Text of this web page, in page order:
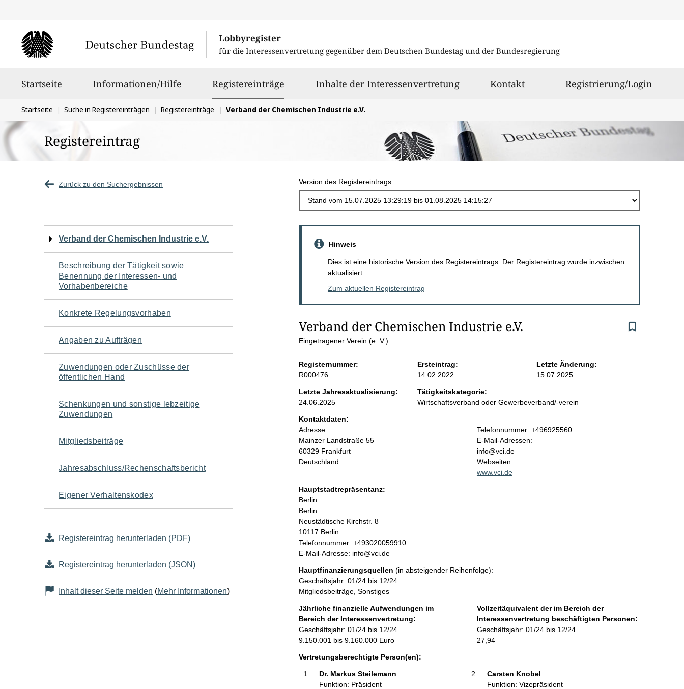
Lobbyregister
für die Interessenvertretung gegenüber dem Deutschen Bundestag und der Bundesregierung
Startseite Informationen/Hilfe Registereinträge ausgewähltInhalte der Interessenvertretung Kontakt Registrierung/Login
Sie
befinden
sich
hier:
Startseite Suche in Registereinträgen Registereinträge Verband der Chemischen Industrie e.V.
Registereintrag
Zurück zu den Suchergebnissen Version des Registereintrags
Navigation
für
den
Seiteninhalt
Verband der Chemischen Industrie e.V.
Beschreibung der Tätigkeit sowie
Benennung der Interessen- und
Vorhabenbereiche
Konkrete Regelungsvorhaben
Angaben zu Aufträgen
Zuwendungen oder Zuschüsse der
öffentlichen Hand
Schenkungen und sonstige lebzeitige
Zuwendungen
Mitgliedsbeiträge
Jahresabschluss/Rechenschaftsbericht
Eigener Verhaltenskodex
Registereintrag herunterladen (PDF)
Registereintrag herunterladen (JSON)
Inhalt dieser Seite melden (Mehr Informationen)
e
n
i
n
h
a
l
t
Hinweis
Dies ist eine historische Version des Registereintrags. Der Registereintrag wurde inzwischen
aktualisiert.
Zum aktuellen Registereintrag
Verband der Chemischen Industrie e.V.
Eingetragener Verein (e. V.)
Registernummer:
R000476
Ersteintrag:
14.02.2022
Letzte Änderung:
15.07.2025
Letzte Jahresaktualisierung:
24.06.2025
Tätigkeitskategorie:
Wirtschaftsverband oder Gewerbeverband/-verein
Kontaktdaten:
Adresse:
Mainzer Landstraße 55
60329 Frankfurt
Deutschland
K
o
n
t
a
a
n
e
n
:
Telefonnummer: +496925560
E-Mail-Adressen:
info@vci.de
Webseiten:
www.vci.de
Hauptstadtrepräsentanz:
A
d
r
e
s
s
Berlin
Berlin
Neustädtische Kirchstr. 8
10117 Berlin
K
o
t
a
k
t
i
n
f
r
m
Telefonnummer: +493020059910
E-Mail-Adresse: info@vci.de
Hauptfinanzierungsquellen (in absteigender Reihenfolge):
Geschäftsjahr: 01/24 bis 12/24
Mitgliedsbeiträge, Sonstiges
Jährliche finanzielle Aufwendungen im
Bereich der Interessenvertretung:
Geschäftsjahr: 01/24 bis 12/24
9.150.001 bis 9.160.000 Euro
Vollzeitäquivalent der im Bereich der
Interessenvertretung beschäftigten Personen:
Geschäftsjahr: 01/24 bis 12/24
27,94
Vertretungsberechtigte Person(en):
Dr. Markus Steilemann
Funktion: Präsident
Carsten Knobel
Funktion: Vizepräsident